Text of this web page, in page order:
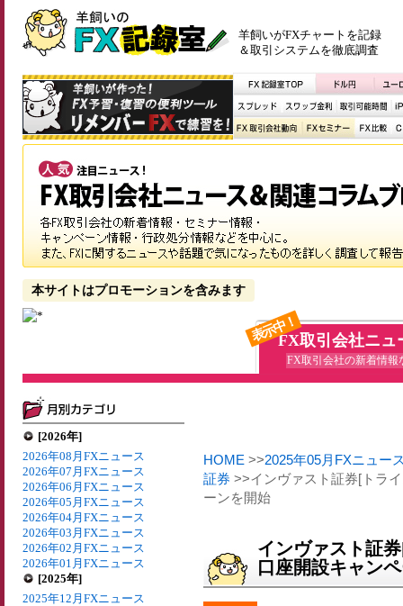
羊飼いがFXチャートを記録
＆取引システムを徹底調査
本サイトはプロモーションを含みます
表示中！FX取引会社ニュ
FX取引会社の新着情報
[2026年]
2026年08月FXニュース
2026年07月FXニュース
2026年06月FXニュース
2026年05月FXニュース
2026年04月FXニュース
2026年03月FXニュース
2026年02月FXニュース
2026年01月FXニュース
[2025年]
2025年12月FXニュース
HOME >>2025年05月FXニュー
証券 >>インヴァスト証券[トラ
ーンを開始
インヴァスト証
口座開設キャン